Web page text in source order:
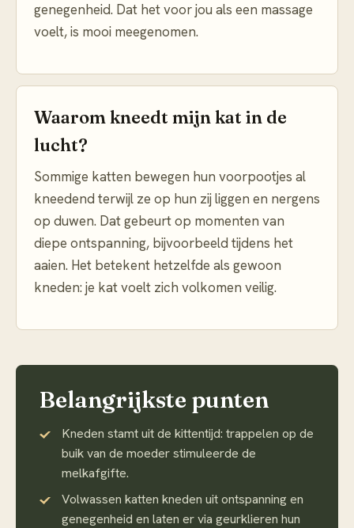
genegenheid. Dat het voor jou als een massage
voelt, is mooi meegenomen.
Waarom kneedt mijn kat in de
lucht?
Sommige katten bewegen hun voorpootjes al
kneedend terwijl ze op hun zij liggen en nergens
op duwen. Dat gebeurt op momenten van
diepe ontspanning, bijvoorbeeld tijdens het
aaien. Het betekent hetzelfde als gewoon
kneden: je kat voelt zich volkomen veilig.
Belangrijkste punten
Kneden stamt uit de kittentijd: trappelen op de
buik van de moeder stimuleerde de
melkafgifte.
Volwassen katten kneden uit ontspanning en
genegenheid en laten er via geurklieren hun